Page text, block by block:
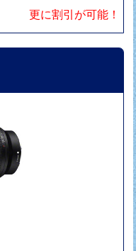
更に割引が可能！